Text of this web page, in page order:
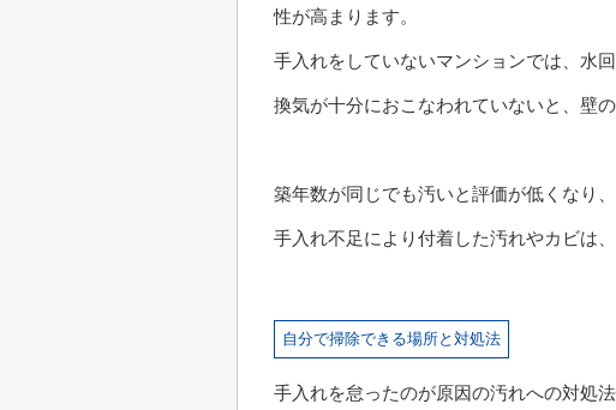
性が高まります。
手入れをしていないマンションでは、水
換気が十分におこなわれていないと、壁
築年数が同じでも汚いと評価が低くなり
手入れ不足により付着した汚れやカビは
自分で掃除できる場所と対処法
手入れを怠ったのが原因の汚れへの対処